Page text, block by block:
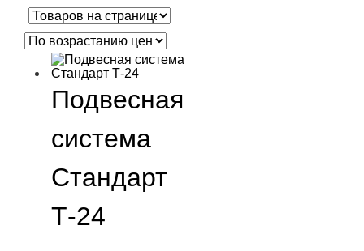
Подвесная
система
Стандарт
Т-24